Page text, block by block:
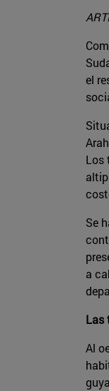
el
Los
Se
a
Las
Al